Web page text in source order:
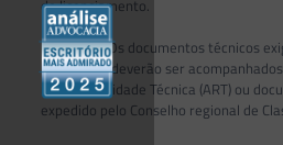
de licenciamento.
§ 2oOs documentos técnicos
licenciador deverão ser
responsabilidade Técnica (ART) ou
expedido pelo Conselho regional de